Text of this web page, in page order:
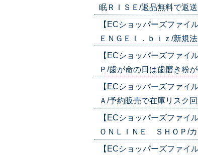
眠ＲＩＳＥ/返品無料で返
【ECショッパーズファ
ＥＮＧＥＩ．ｂｉｚ/新規
【ECショッパーズファ
Ｐ/歯が命の日は歯磨き粉
【ECショッパーズファ
Ａ/予約販売で在庫リスク
【ECショッパーズファ
ＯＮＬＩＮＥ ＳＨＯＰ/
【ECショッパーズファ